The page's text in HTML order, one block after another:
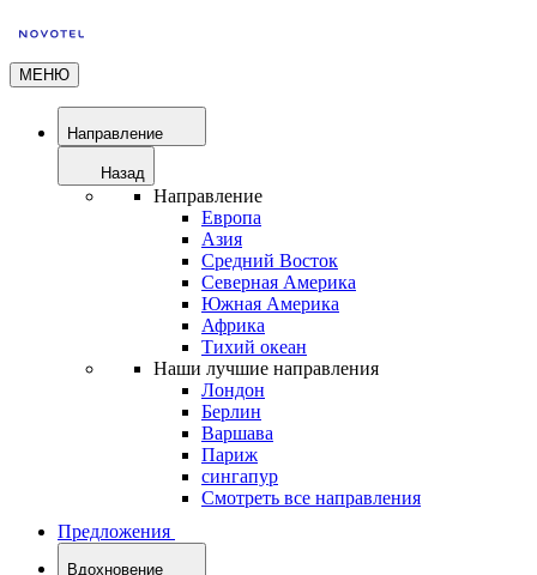
МЕНЮ
Направление
Назад
Направление
Европа
Азия
Средний Восток
Северная Америка
Южная Америка
Африка
Тихий океан
Наши лучшие направления
Лондон
Берлин
Варшава
Париж
сингапур
Смотреть все направления
Предложения
Вдохновение